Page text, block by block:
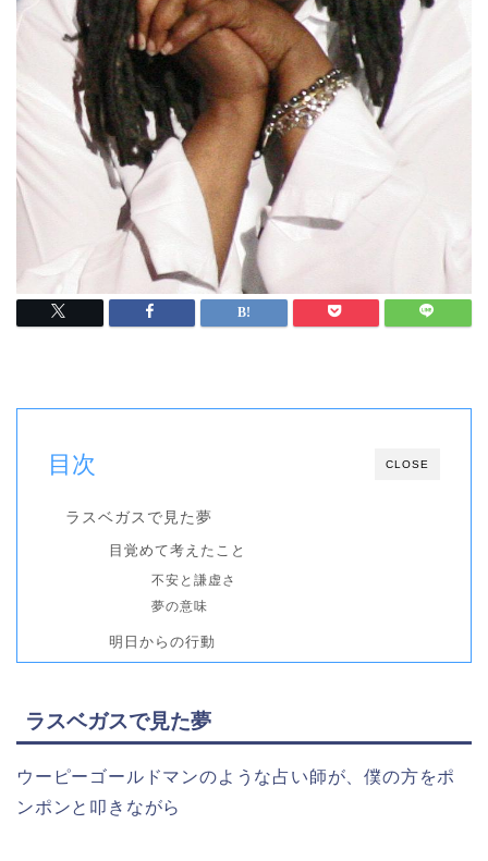
CLOSE
目次
ラスベガスで見た夢
目覚めて考えたこと
不安と謙虚さ
夢の意味
明日からの行動
ラスベガスで見た夢
ウーピーゴールドマンのような占い師が、僕の方をポ
ンポンと叩きながら